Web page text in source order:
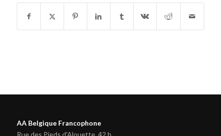
AA Belgique Francophone
Rue des Pieds d'Alouette, 42 b